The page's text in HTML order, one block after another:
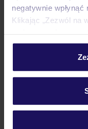
negatywnie
Klikając „Zezwól na
personalizować
Szczegółowe
Ważne
Często